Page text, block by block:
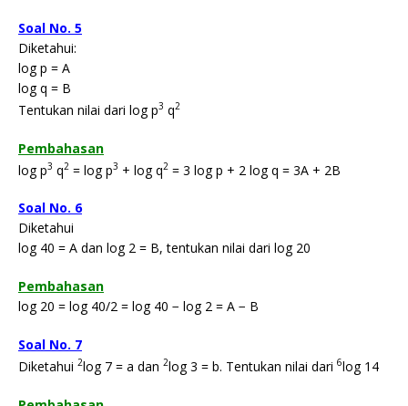
Soal No. 5
Diketahui:
log p = A
log q = B
Tentukan nilai dari log p3 q2
Pembahasan
log p3 q2 = log p3 + log q2 = 3 log p + 2 log q = 3A + 2B
Soal No. 6
Diketahui
log 40 = A dan log 2 = B, tentukan nilai dari log 20
Pembahasan
log 20 = log 40/2 = log 40 − log 2 = A − B
Soal No. 7
Diketahui 2log 7 = a dan 2log 3 = b. Tentukan nilai dari 6log 14